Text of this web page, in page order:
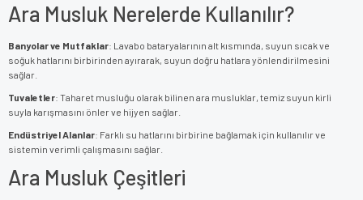
Ara Musluk Nerelerde Kullanılır?
Banyolar ve Mutfaklar: Lavabo bataryalarının alt kısmında, suyun sıcak ve
soğuk hatlarını birbirinden ayırarak, suyun doğru hatlara yönlendirilmesini
sağlar.
Tuvaletler: Taharet musluğu olarak bilinen ara musluklar, temiz suyun kirli
suyla karışmasını önler ve hijyen sağlar.
Endüstriyel Alanlar: Farklı su hatlarını birbirine bağlamak için kullanılır ve
sistemin verimli çalışmasını sağlar.
Ara Musluk Çeşitleri